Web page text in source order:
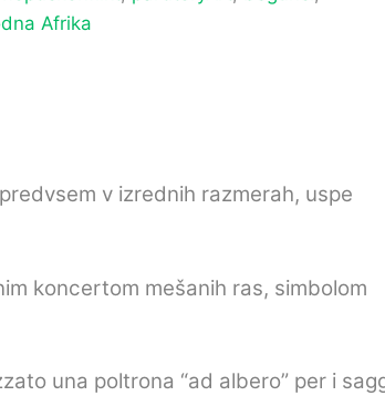
Afrika
v izrednih razmerah, uspe
koncertom mešanih ras, simbolom
una poltrona “ad albero” per i